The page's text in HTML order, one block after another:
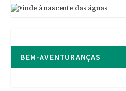
BEM-AVENTURANÇAS